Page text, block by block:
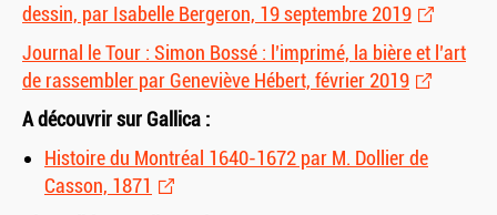
dessin, par Isabelle Bergeron, 19 septembre 2019
Journal le Tour : Simon Bossé : l’imprimé, la bière et l’art
de rassembler par Geneviève Hébert, février 2019
A découvrir sur Gallica :
Histoire du Montréal 1640-1672 par M. Dollier de
Casson, 1871